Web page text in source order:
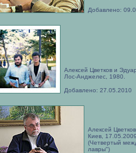
Добавлено:
Алексей Цветков и
Лос-Анджелес, 1980.
Добавлено: 27.05.2010
Алексей
Киев,
(Четвертый
лавры")